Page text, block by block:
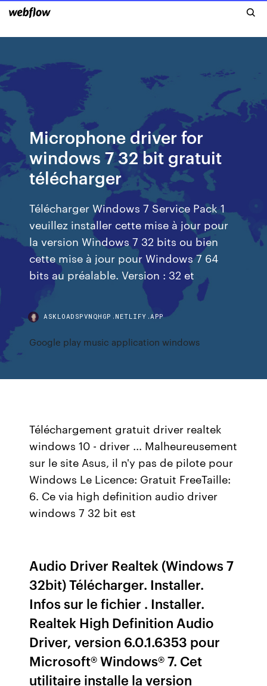
Microphone driver for
windows 7 32 bit gratuit
télécharger
Télécharger Windows 7 Service Pack 1
veuillez installer cette mise à jour pour
la version Windows 7 32 bits ou bien
cette mise à jour pour Windows 7 64
bits au préalable. Version : 32 et
ASKLOADSPVNQHGP.NETLIFY.APP
Google play music application windows
Téléchargement gratuit driver realtek
windows 10 - driver ... Malheureusement
sur le site Asus, il n'y pas de pilote pour
Windows Le Licence: Gratuit FreeTaille:
6. Ce via high definition audio driver
windows 7 32 bit est
Audio Driver Realtek (Windows 7
32bit) Télécharger. Installer.
Infos sur le fichier . Installer.
Realtek High Definition Audio
Driver, version 6.0.1.6353 pour
Microsoft® Windows® 7. Cet
utilitaire installe la version